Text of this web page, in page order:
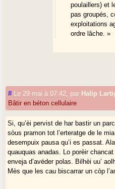
poulaillers) et
pas groupés,
exploitations
ordre lâche. »
# Le 29 mai à 07:42 par Halip
Bâtir en béton cellulaire
Si, qu’èi pervist de har bastir un
sòus pramon tot l’erteratge de le
desempuix pausa qu’i es passat.
quauquas anadas. Lo porèir
enveja d’avéder polas. Bilhèi uu’
Mès que les cau biscarrar un còp